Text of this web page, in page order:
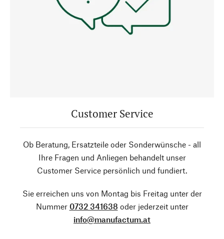
Customer Service
Ob Beratung, Ersatzteile oder Sonderwünsche - all
Ihre Fragen und Anliegen behandelt unser
Customer Service persönlich und fundiert.
Sie erreichen uns von Montag bis Freitag unter der
Nummer 0732 341638 oder jederzeit unter
info@manufactum.at